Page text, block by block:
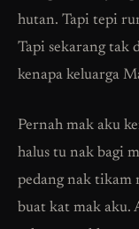
hutan. Tapi tepi
Tapi sekarang tak
kenapa keluarga
Pernah mak aku
halus tu nak bagi
pedang nak tikam
buat kat mak aku.